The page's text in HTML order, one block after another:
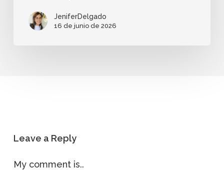
JeniferDelgado
16 de junio de 2026
Leave a Reply
My comment is..